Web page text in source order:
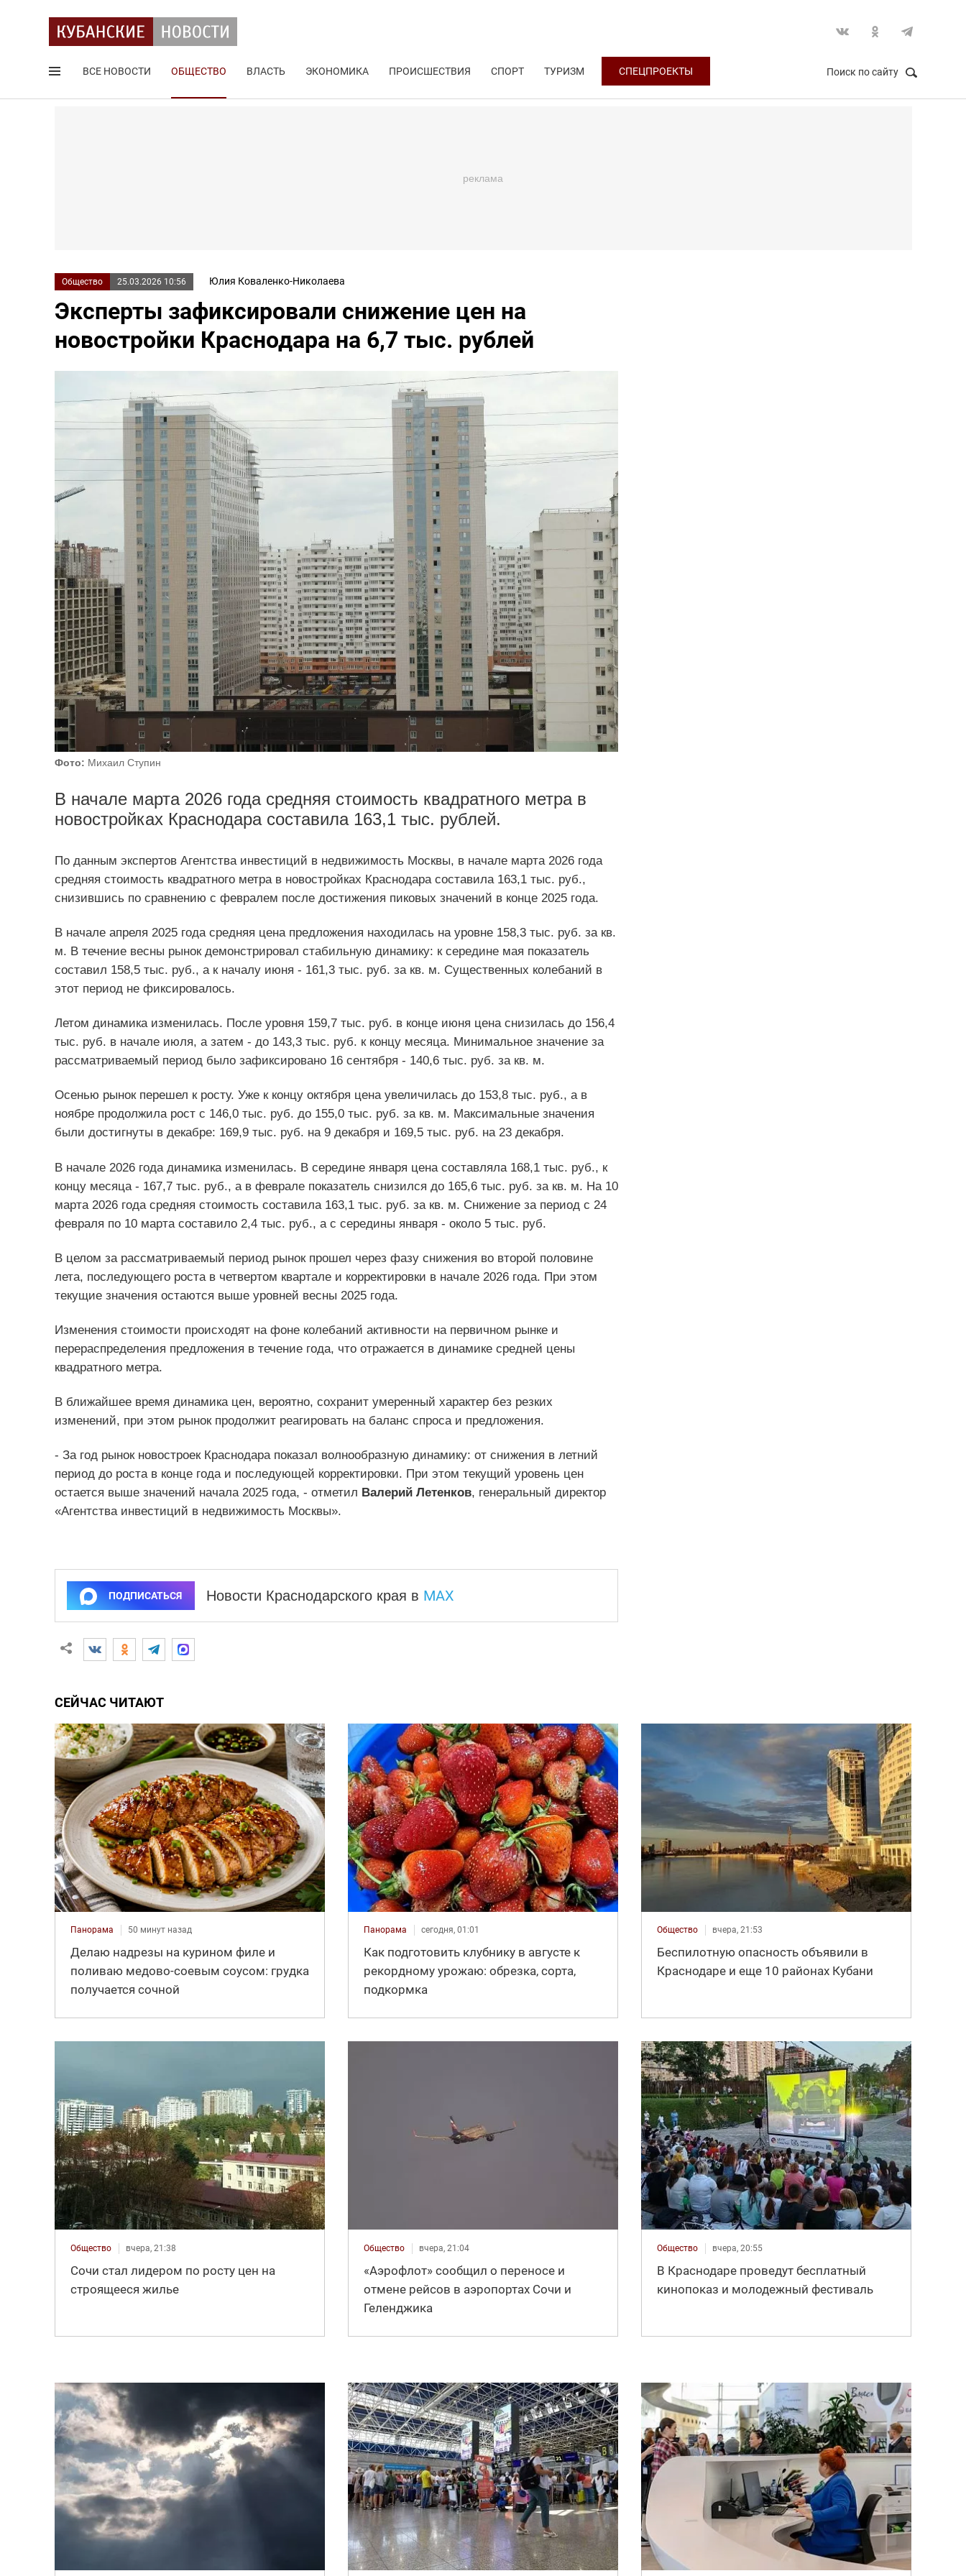
ВСЕ НОВОСТИ ОБЩЕСТВО ВЛАСТЬ ЭКОНОМИКА ПРОИСШЕСТВИЯ СПОРТ ТУРИЗМ СПЕЦПРОЕКТЫ Поиск по сайту
Общество 25.03.2026 10:56 Юлия Коваленко-Николаева
Эксперты зафиксировали снижение цен на
новостройки Краснодара на 6,7 тыс. рублей
Фото: Михаил Ступин
В начале марта 2026 года средняя стоимость квадратного метра в
новостройках Краснодара составила 163,1 тыс. рублей.
По данным экспертов Агентства инвестиций в недвижимость Москвы, в начале марта 2026 года
средняя стоимость квадратного метра в новостройках Краснодара составила 163,1 тыс. руб.,
снизившись по сравнению с февралем после достижения пиковых значений в конце 2025 года.
В начале апреля 2025 года средняя цена предложения находилась на уровне 158,3 тыс. руб. за кв.
м. В течение весны рынок демонстрировал стабильную динамику: к середине мая показатель
составил 158,5 тыс. руб., а к началу июня - 161,3 тыс. руб. за кв. м. Существенных колебаний в
этот период не фиксировалось.
Летом динамика изменилась. После уровня 159,7 тыс. руб. в конце июня цена снизилась до 156,4
тыс. руб. в начале июля, а затем - до 143,3 тыс. руб. к концу месяца. Минимальное значение за
рассматриваемый период было зафиксировано 16 сентября - 140,6 тыс. руб. за кв. м.
Осенью рынок перешел к росту. Уже к концу октября цена увеличилась до 153,8 тыс. руб., а в
ноябре продолжила рост с 146,0 тыс. руб. до 155,0 тыс. руб. за кв. м. Максимальные значения
были достигнуты в декабре: 169,9 тыс. руб. на 9 декабря и 169,5 тыс. руб. на 23 декабря.
В начале 2026 года динамика изменилась. В середине января цена составляла 168,1 тыс. руб., к
концу месяца - 167,7 тыс. руб., а в феврале показатель снизился до 165,6 тыс. руб. за кв. м. На 10
марта 2026 года средняя стоимость составила 163,1 тыс. руб. за кв. м. Снижение за период с 24
февраля по 10 марта составило 2,4 тыс. руб., а с середины января - около 5 тыс. руб.
В целом за рассматриваемый период рынок прошел через фазу снижения во второй половине
лета, последующего роста в четвертом квартале и корректировки в начале 2026 года. При этом
текущие значения остаются выше уровней весны 2025 года.
Изменения стоимости происходят на фоне колебаний активности на первичном рынке и
перераспределения предложения в течение года, что отражается в динамике средней цены
квадратного метра.
В ближайшее время динамика цен, вероятно, сохранит умеренный характер без резких
изменений, при этом рынок продолжит реагировать на баланс спроса и предложения.
- За год рынок новостроек Краснодара показал волнообразную динамику: от снижения в летний
период до роста в конце года и последующей корректировки. При этом текущий уровень цен
остается выше значений начала 2025 года, - отметил Валерий Летенков, генеральный директор
«Агентства инвестиций в недвижимость Москвы».
ПОДПИСАТЬСЯ Новости Краснодарского края в MAX
СЕЙЧАС ЧИТАЮТ
Панорама 50 минут назад
Делаю надрезы на курином филе и
поливаю медово-соевым соусом: грудка
получается сочной
Панорама сегодня, 01:01
Как подготовить клубнику в августе к
рекордному урожаю: обрезка, сорта,
подкормка
Общество вчера, 21:53
Беспилотную опасность объявили в
Краснодаре и еще 10 районах Кубани
Общество вчера, 21:38
Сочи стал лидером по росту цен на
строящееся жилье
Общество вчера, 21:04
«Аэрофлот» сообщил о переносе и
отмене рейсов в аэропортах Сочи и
Геленджика
Общество вчера, 20:55
В Краснодаре проведут бесплатный
кинопоказ и молодежный фестиваль